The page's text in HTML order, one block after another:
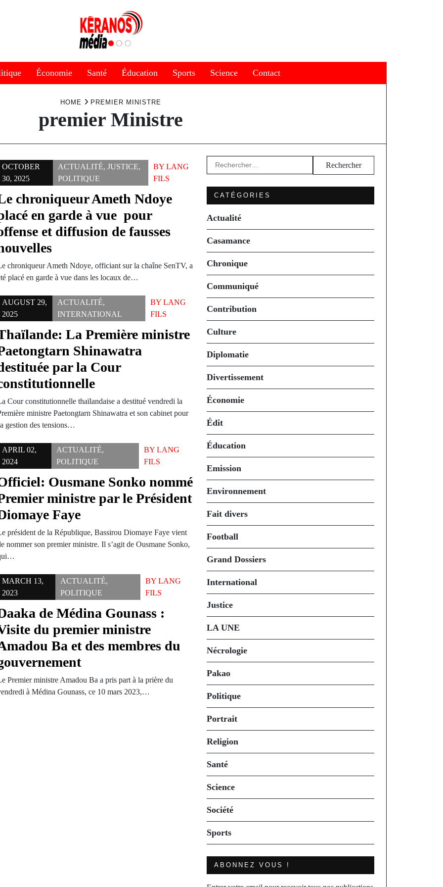
Économie Santé Éducation Sports Science Contact
HOME PREMIER MINISTRE
premier Ministre
OCTOBER
30, 2025
ACTUALITÉ, JUSTICE,
POLITIQUE
BY LANG
FILS
chroniqueur Ameth Ndoye
en garde à vue pour
et diffusion de fausses
chroniqueur Ameth Ndoye, officiant sur la chaîne SenTV, a
placé en garde à vue dans les locaux de…
AUGUST 29,
2025
ACTUALITÉ,
INTERNATIONAL
BYLANG
FILS
La Première ministre
Shinawatra
par la Cour
Cour constitutionnelle thaïlandaise a destitué vendredi la
ministre Paetongtarn Shinawatra et son cabinet pour
gestion des tensions…
APRIL 02,
2024
ACTUALITÉ,
POLITIQUE
BYLANG
FILS
Ousmane Sonko nommé
ministre par le Président
Faye
président de la République, Bassirou Diomaye Faye vient
nommer son premier ministre. Il s’agit de Ousmane Sonko,
MARCH 13,
2023
ACTUALITÉ,
POLITIQUE
BYLANG
FILS
de Médina Gounass :
du premier ministre
Ba et des membres du
Premier ministre Amadou Ba a pris part à la prière du
à Médina Gounass, ce 10 mars 2023,…
Rechercher :
CATÉGORIES
Actualité
Casamance
Chronique
Communiqué
Contribution
Culture
Diplomatie
Divertissement
Économie
Édit
Éducation
Emission
Environnement
Fait divers
Football
Grand Dossiers
International
Justice
LA UNE
Nécrologie
Pakao
Politique
Portrait
Religion
Santé
Science
Société
Sports
ABONNEZ VOUS !